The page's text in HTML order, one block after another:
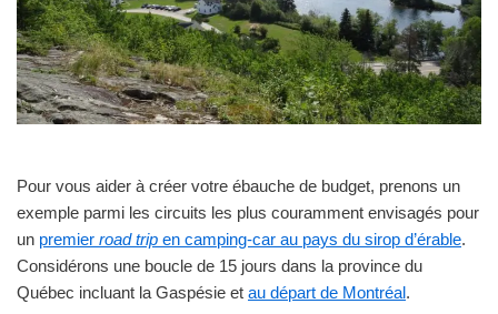
Pour vous aider à créer votre ébauche de budget, prenons un
exemple parmi les circuits les plus couramment envisagés pour
un premier road trip en camping-car au pays du sirop d’érable.
Considérons une boucle de 15 jours dans la province du
Québec incluant la Gaspésie et au départ de Montréal.